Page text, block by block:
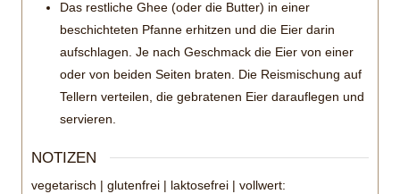
Das restliche Ghee (oder die Butter) in einer
beschichteten Pfanne erhitzen und die Eier darin
aufschlagen. Je nach Geschmack die Eier von einer
oder von beiden Seiten braten. Die Reismischung auf
Tellern verteilen, die gebratenen Eier darauflegen und
servieren.
NOTIZEN
vegetarisch | glutenfrei | laktosefrei | vollwert: